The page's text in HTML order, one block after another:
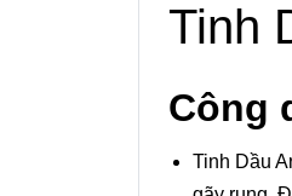
Tinh
Công
Tinh Dầu